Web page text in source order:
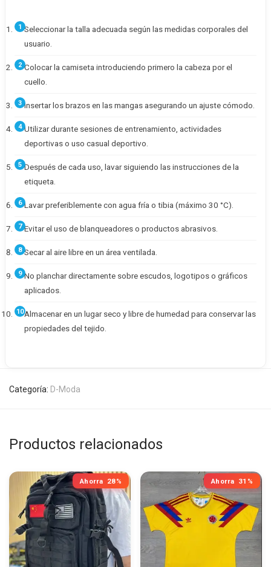
Seleccionar la talla adecuada según las medidas corporales del
usuario.
Colocar la camiseta introduciendo primero la cabeza por el
cuello.
Insertar los brazos en las mangas asegurando un ajuste cómodo.
Utilizar durante sesiones de entrenamiento, actividades
deportivas o uso casual deportivo.
Después de cada uso, lavar siguiendo las instrucciones de la
etiqueta.
Lavar preferiblemente con agua fría o tibia (máximo 30 °C).
Evitar el uso de blanqueadores o productos abrasivos.
Secar al aire libre en un área ventilada.
No planchar directamente sobre escudos, logotipos o gráficos
aplicados.
Almacenar en un lugar seco y libre de humedad para conservar las
propiedades del tejido.
Categoría: D-Moda
Productos relacionados
Ahorra 28% Ahorra 31%